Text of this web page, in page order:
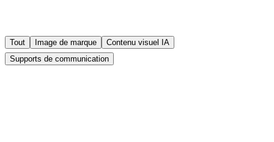
Tout Image de marque
Contenu visuel IA
Supports de communication